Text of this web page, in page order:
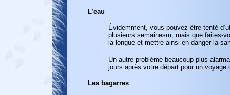
L’eau
Évidemment, vous pouvez être tenté
plusieurs semainesm, mais que faites-
la longue et mettre ainsi en danger la
Un autre problème beaucoup plus
jours après votre départ pour un voyage
Les bagarres